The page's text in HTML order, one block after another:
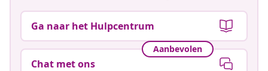
Ga naar het Hulpcentrum
Aanbevolen
Chat met ons